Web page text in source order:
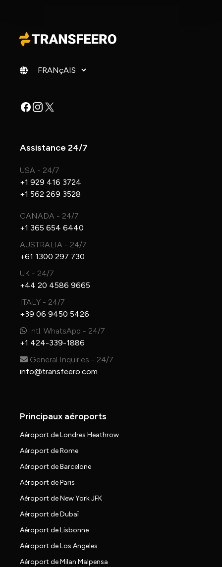
Changer de langue
Facebook
Instagram
X
Assistance 24/7
USA - 24/7
+1 929 416 3724
+1 562 269 3528
CANADA - 24/7
+1 365 654 6440
AUSTRALIA - 24/7
+61 1300 297 730
UK - 24/7
+44 20 4586 9665
ITALY - 24/7
+39 06 9450 5426
Intl. WhatsApp - 24/7
+1 424-339-1886
General Inquiries - 24/7
info@transfeero.com
Principaux aéroports
Aéroport de Londres Heathrow
Aéroport de Rome
Aéroport de Barcelone
Aéroport de Paris
Aéroport de New York JFK
Aéroport de Dubaï
Aéroport de Lisbonne
Aéroport de Los Angeles
Aéroport de Milan Malpensa